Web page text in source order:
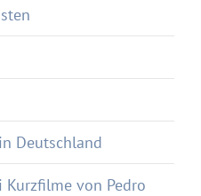
Deutschland
von Pedro